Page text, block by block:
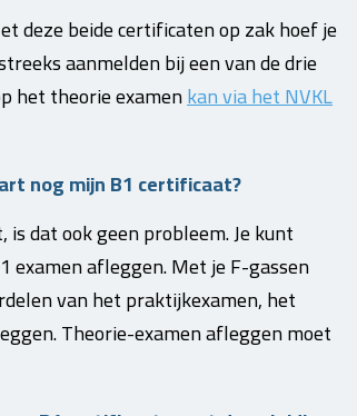
deze beide certificaten op zak hoef je
aanmelden bij een van de drie
het theorie examenkan via het NVKL
nog mijn B1 certificaat?
dat ook geen probleem. Je kunt
examen afleggen. Met je F-gassen
van het praktijkexamen, het
Theorie-examen afleggen moet